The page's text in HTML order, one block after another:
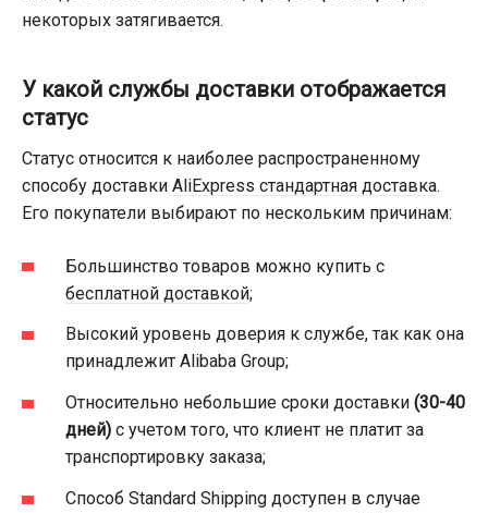
некоторых затягивается.
У какой службы доставки отображается
статус
Статус относится к наиболее распространенному
способу доставки AliExpress стандартная доставка.
Его покупатели выбирают по нескольким причинам:
Большинство товаров можно купить с
бесплатной доставкой;
Высокий уровень доверия к службе, так как она
принадлежит Alibaba Group;
Относительно небольшие сроки доставки (30-40
дней) с учетом того, что клиент не платит за
транспортировку заказа;
Способ Standard Shipping доступен в случае